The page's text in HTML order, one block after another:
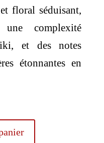
floral séduisant,
complexité
et des notes
étonnantes en